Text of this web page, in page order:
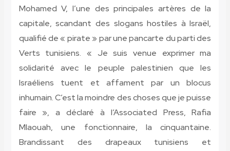
Mohamed V, l’une des principales artères de la
capitale, scandant des slogans hostiles à Israël,
qualifié de « pirate » par une pancarte du parti des
Verts tunisiens. « Je suis venue exprimer ma
solidarité avec le peuple palestinien que les
Israéliens tuent et affament par un blocus
inhumain. C’est la moindre des choses que je puisse
faire », a déclaré à l’Associated Press, Rafia
Mlaouah, une fonctionnaire, la cinquantaine.
Brandissant des drapeaux tunisiens et